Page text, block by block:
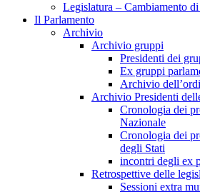
Legislatura – Cambiamento
Il Parlamento
Archivio
Archivio gruppi
Presidenti dei
Ex gruppi
Archivio
Archivio Presidenti
Cronologia dei
Nazionale
Cronologia dei
degli Stati
incontri degli ex
Retrospettive delle
Sessioni extra